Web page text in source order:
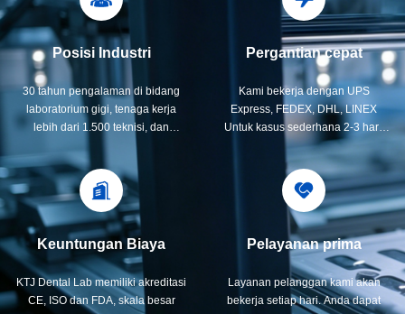
Posisi Industri
30 tahun pengalaman di bidang
laboratorium gigi, tenaga kerja
lebih dari 1.500 teknisi, dan
laboratorium gigi peringkat kedua
di Cina.
Pergantian cepat
Kami bekerja dengan UPS
Express, FEDEX, DHL, LINEX
Untuk kasus sederhana 2-3 hari,
kami menerima file scan, ini dapat
menghemat waktu dan lebih cepat.
Keuntungan Biaya
KTJ Dental Lab memiliki akreditasi
CE, ISO dan FDA, skala besar
Pelayanan prima
Layanan pelanggan kami akan
bekerja setiap hari. Anda dapat